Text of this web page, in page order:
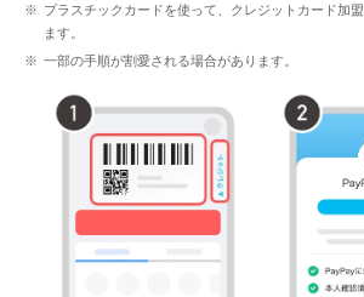
プラスチックカードを使って、クレジットカード加
ます。
一部の手順が割愛される場合があります。